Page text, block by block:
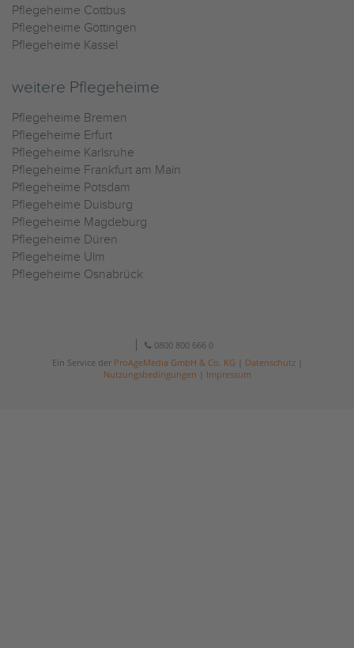
Pflegeheime Cottbus
Pflegeheime Göttingen
Pflegeheime Kassel
weitere Pflegeheime
Pflegeheime Bremen
Pflegeheime Erfurt
Pflegeheime Karlsruhe
Pflegeheime Frankfurt am Main
Pflegeheime Potsdam
Pflegeheime Duisburg
Pflegeheime Magdeburg
Pflegeheime Düren
Pflegeheime Ulm
Pflegeheime Osnabrück
0800 800 666 0
Ein Service der ProAgeMedia GmbH & Co. KG Datenschutz|
Nutzungsbedingungen
Impressum